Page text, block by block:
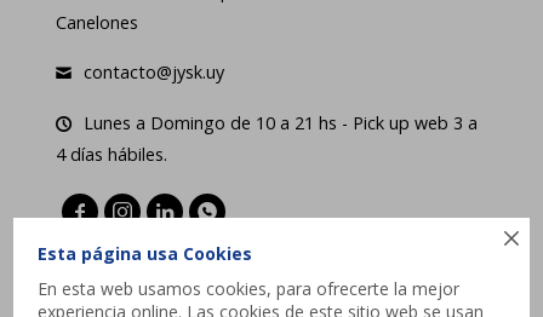

Esta página usa Cookies
En esta web usamos cookies, para ofrecerte la mejor
experiencia online. Las cookies de este sitio web se usan
Canelones
contacto@jysk.uy
Lunes a Domingo de 10 a 21 hs - Pick up web 3 a
4 días hábiles.
   